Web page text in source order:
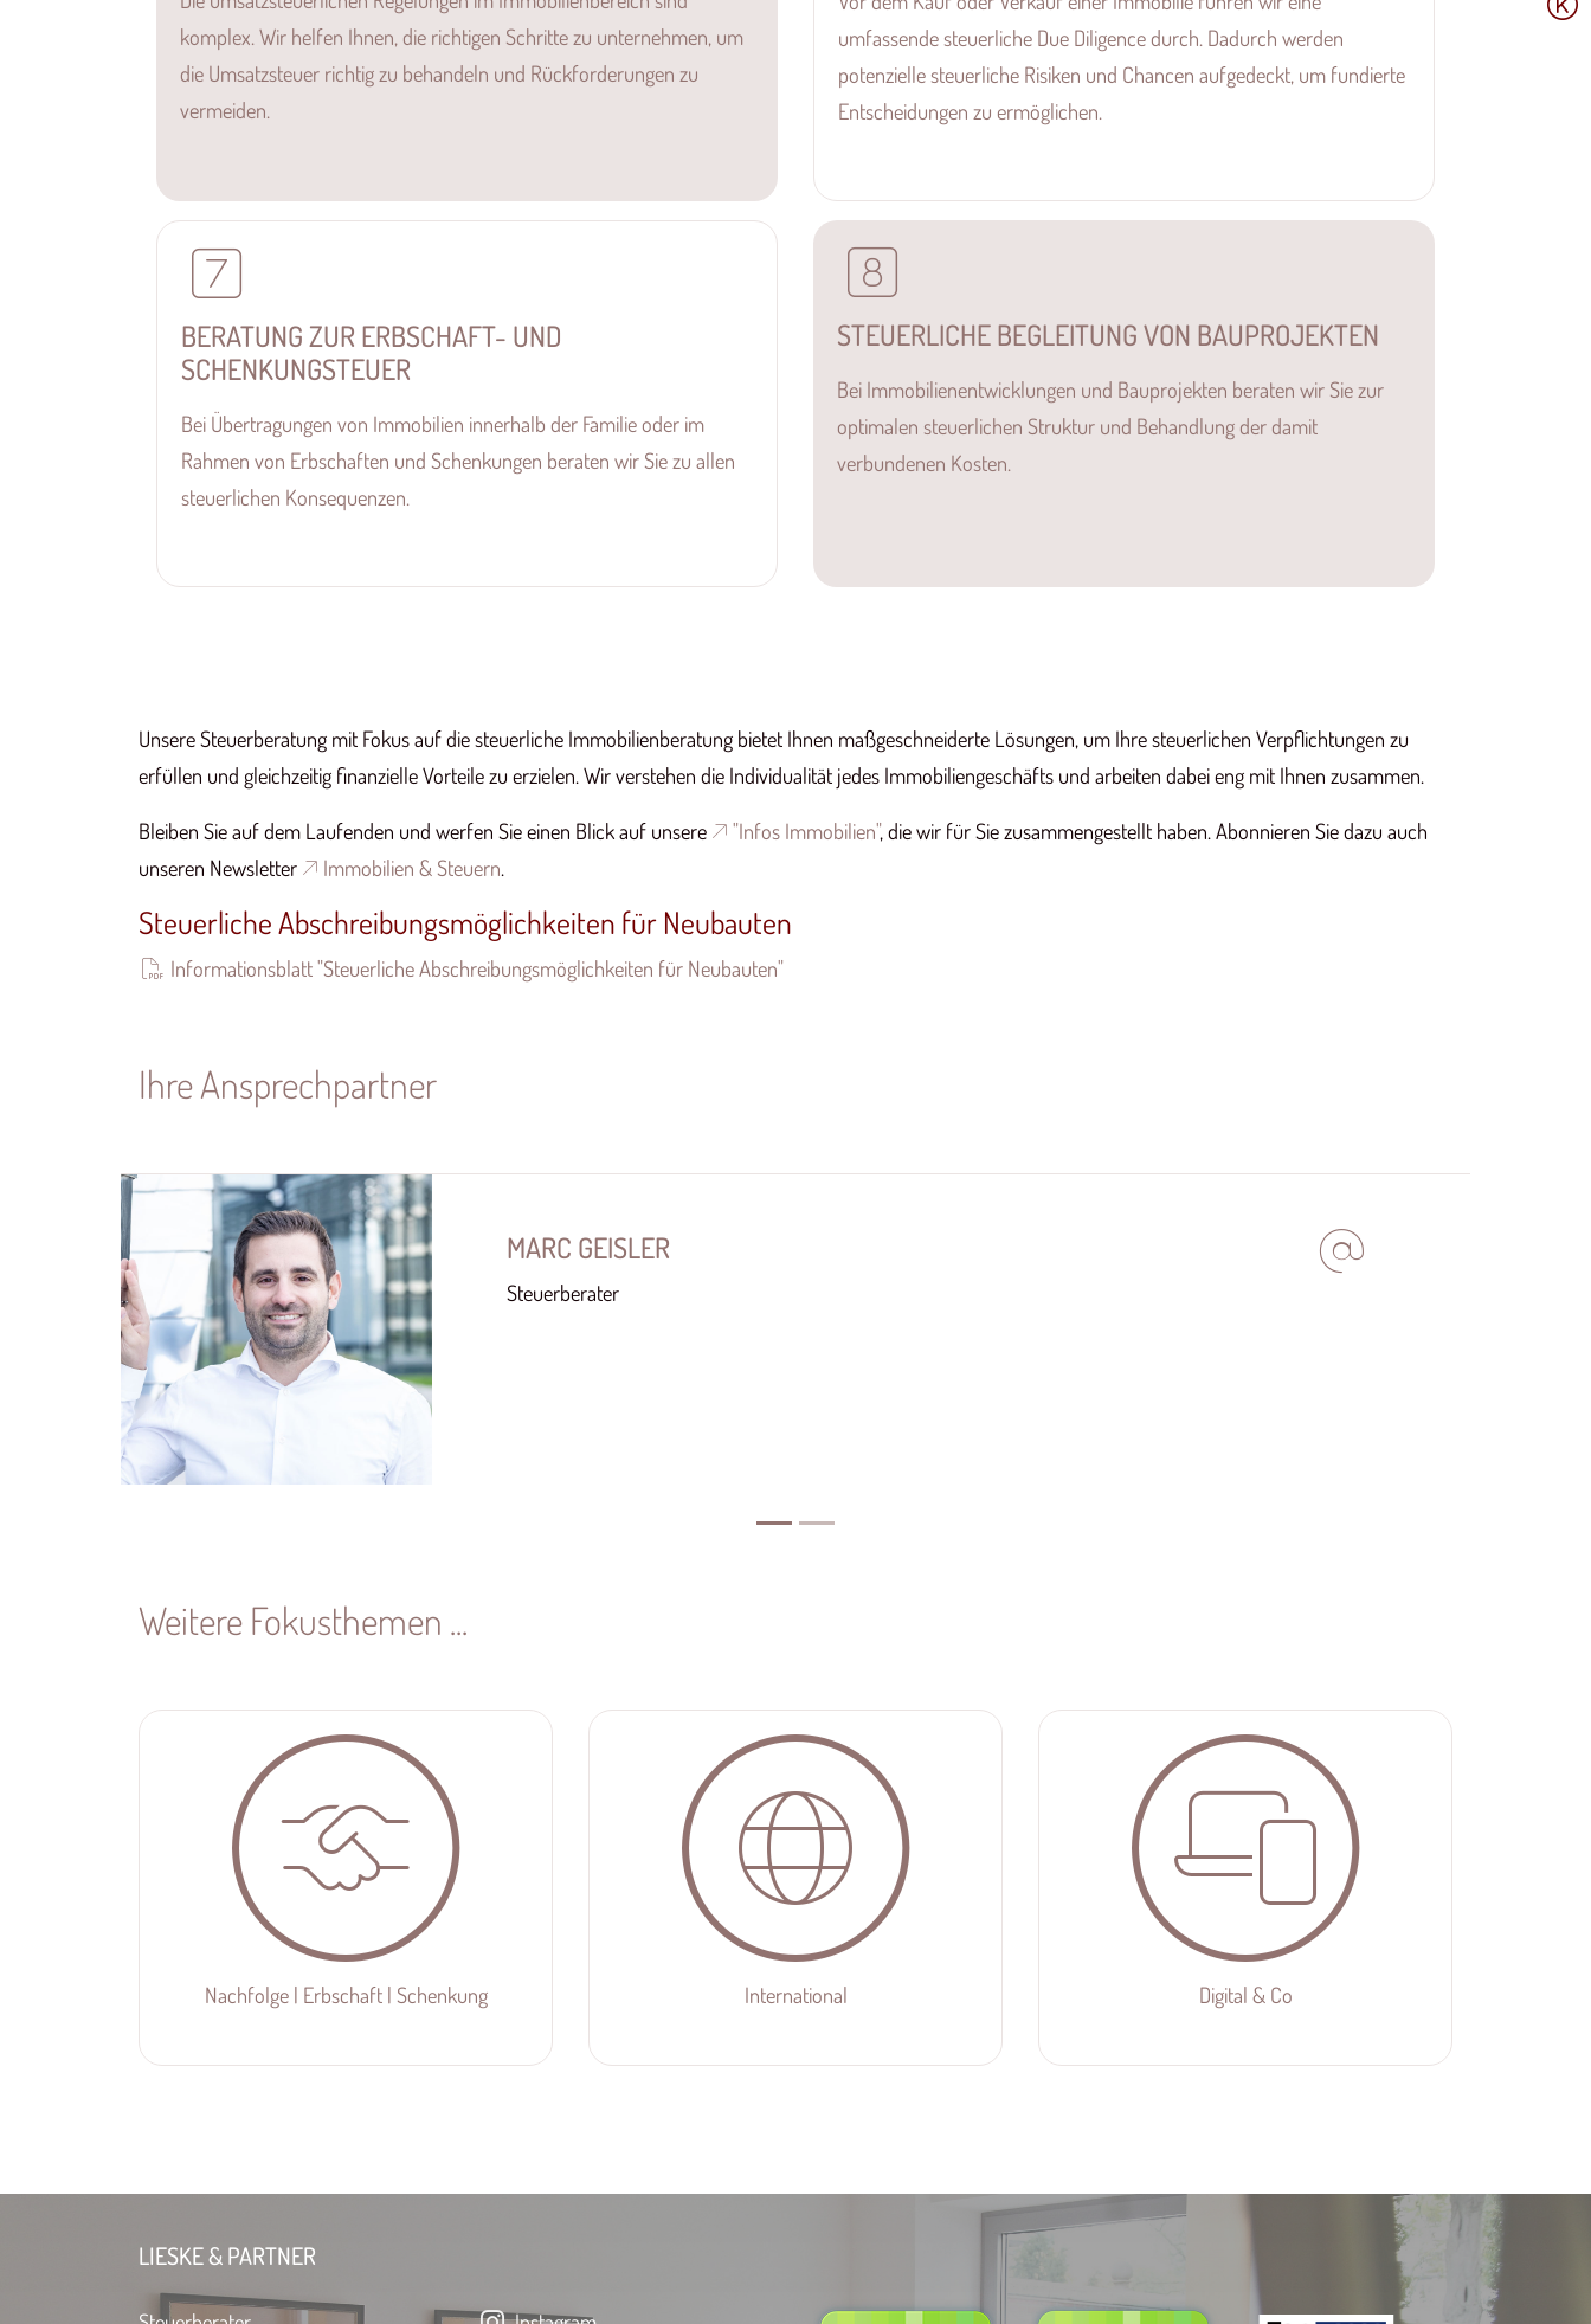
komplex. Wir helfen Ihnen, die richtigen Schritte zu unternehmen, um
die Umsatzsteuer richtig zu behandeln und Rückforderungen zu
vermeiden.
umfassende steuerliche Due Diligence durch. Dadurch werden
potenzielle steuerliche Risiken und Chancen aufgedeckt, um fundierte
Entscheidungen zu ermöglichen.
BERATUNG ZUR ERBSCHAFT- UND
SCHENKUNGSTEUER
Bei Übertragungen von Immobilien innerhalb der Familie oder im
Rahmen von Erbschaften und Schenkungen beraten wir Sie zu allen
steuerlichen Konsequenzen.
STEUERLICHE BEGLEITUNG VON BAUPROJEKTEN
Bei Immobilienentwicklungen und Bauprojekten beraten wir Sie zur
optimalen steuerlichen Struktur und Behandlung der damit
verbundenen Kosten.
Unsere Steuerberatung mit Fokus auf die steuerliche Immobilienberatung bietet Ihnen maßgeschneiderte Lösungen, um Ihre steuerlichen Verpflichtungen zu
erfüllen und gleichzeitig finanzielle Vorteile zu erzielen. Wir verstehen die Individualität jedes Immobiliengeschäfts und arbeiten dabei eng mit Ihnen zusammen.
Bleiben Sie auf dem Laufenden und werfen Sie einen Blick auf unsere "Infos Immobilien", die wir für Sie zusammengestellt haben. Abonnieren Sie dazu auch
unseren Newsletter
Immobilien & Steuern.
Steuerliche Abschreibungsmöglichkeiten für Neubauten
Informationsblatt "Steuerliche Abschreibungsmöglichkeiten für Neubauten"
Ihre Ansprechpartner
DAVID VOSSEN
Diplom-Finanzwirt
Weitere Fokusthemen ...
Nachfolge | Erbschaft | Schenkung International Digital & Co
LIESKE & PARTNER